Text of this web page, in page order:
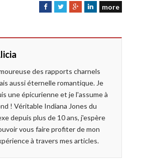
F
o
k
T
r
G
+
L
I
n
more
des rapports charnels
aussi éternelle romantique. Je
une épicurienne et je l'assume à
! Véritable Indiana Jones du
depuis plus de 10 ans, j'espère
vous faire profiter de mon
à travers mes articles.